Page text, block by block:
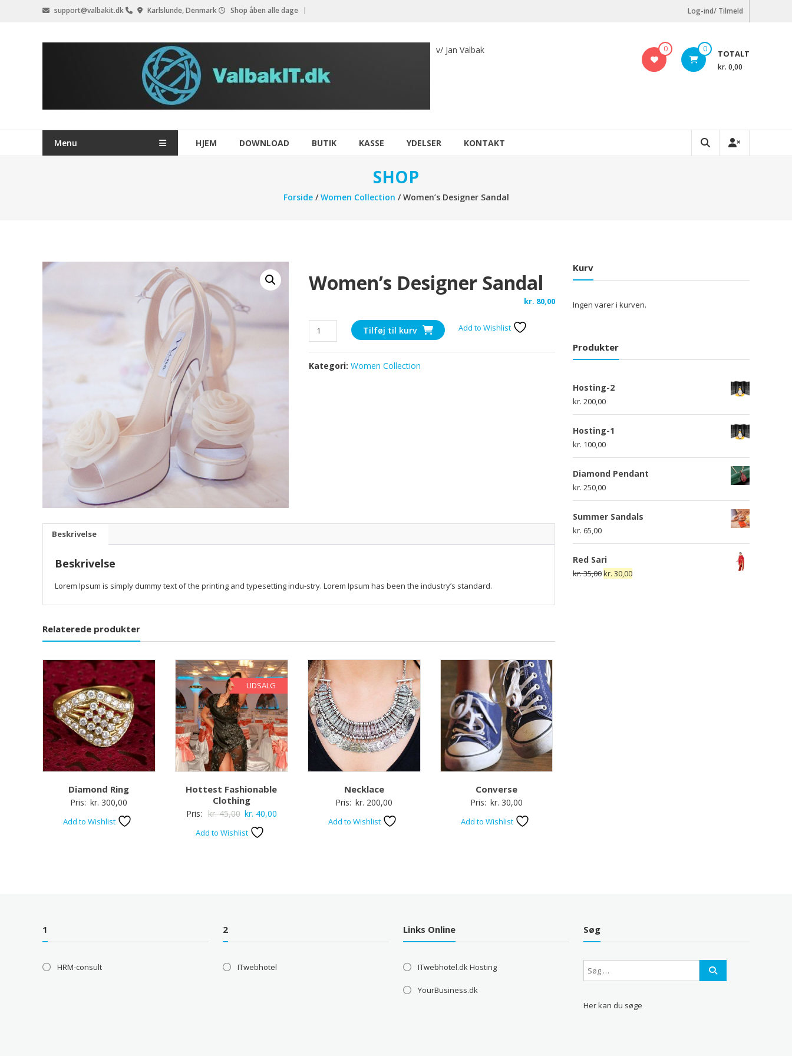
support@valbakit.dk Karlslunde, Denmark Shop åben alle dage Log-ind/ Tilmeld
v/ Jan Valbak 0 0 TOTALT
kr. 0,00
Menu HJEM DOWNLOAD BUTIK KASSE YDELSER KONTAKT
SHOP
Forside/Women Collection / Women’s Designer Sandal
Women’s Designer Sandal
kr. 80,00
Women's
Designer
Sandal
antal
Tilføj til kurv Add to Wishlist
Kategori:Women Collection
Beskrivelse
Beskrivelse
Lorem Ipsum is simply dummy text of the printing and typesetting indu-stry. Lorem Ipsum has been the industry’s standard.
Relaterede produkter
Diamond Ring
Pris: kr. 300,00
Add to Wishlist
UDSALG
Hottest Fashionable
Clothing
Pris: kr.45,00 Den
oprindelige
kr. 40,00Den
Add to Wishlist
Necklace
Pris: kr. 200,00
Add to Wishlist
Converse
Pris: kr. 30,00
Add to Wishlist
Kurv
Ingen varer i kurven.
Produkter
Hosting-2
kr. 200,00
Hosting-1
kr. 100,00
Diamond Pendant
kr. 250,00
Summer Sandals
kr. 65,00
Red Sari
kr.35,00Den
kr. 30,00Den
1
HRM-consult
2
ITwebhotel
Links Online
ITwebhotel.dk Hosting
YourBusiness.dk
Søg
Her kan du søge